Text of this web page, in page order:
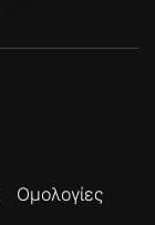
Ομολογίες